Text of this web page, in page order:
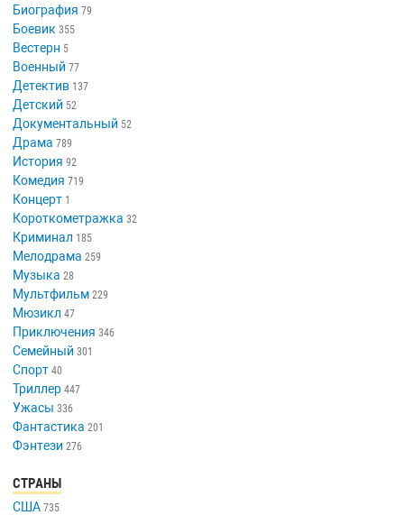
Биография 79
Боевик 355
Вестерн 5
Военный 77
Детектив 137
Детский 52
Документальный 52
Драма 789
История 92
Комедия 719
Концерт 1
Короткометражка 32
Криминал 185
Мелодрама 259
Музыка 28
Мультфильм 229
Мюзикл 47
Приключения 346
Семейный 301
Спорт 40
Триллер 447
Ужасы 336
Фантастика 201
Фэнтези 276
СТРАНЫ
США 735